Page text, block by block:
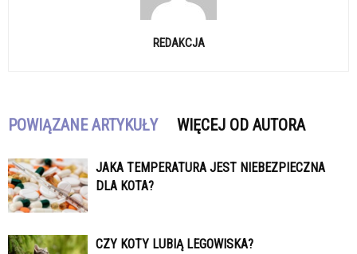
REDAKCJA
POWIĄZANE ARTYKUŁY WIĘCEJ OD AUTORA
JAKA TEMPERATURA JEST NIEBEZPIECZNA
DLA KOTA?
CZY KOTY LUBIĄ LEGOWISKA?